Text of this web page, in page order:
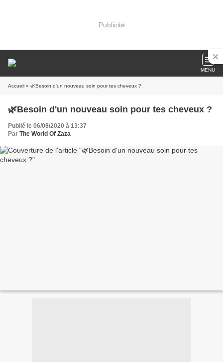
Publicité
MENU
Accueil » 🌿Besoin d'un nouveau soin pour tes cheveux ?
🌿Besoin d'un nouveau soin pour tes cheveux ?
Publié le 06/08/2020 à 13:37
Par The World Of Zaza